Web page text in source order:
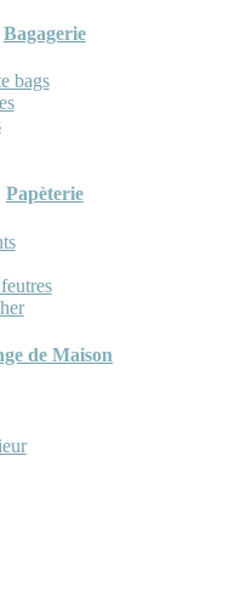
Bagagerie
bags
Papèterie
de Maison